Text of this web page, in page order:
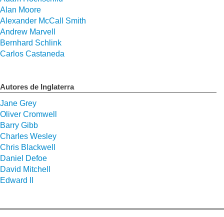
Alan Moore
Alexander McCall Smith
Andrew Marvell
Bernhard Schlink
Carlos Castaneda
Autores de Inglaterra
Jane Grey
Oliver Cromwell
Barry Gibb
Charles Wesley
Chris Blackwell
Daniel Defoe
David Mitchell
Edward II